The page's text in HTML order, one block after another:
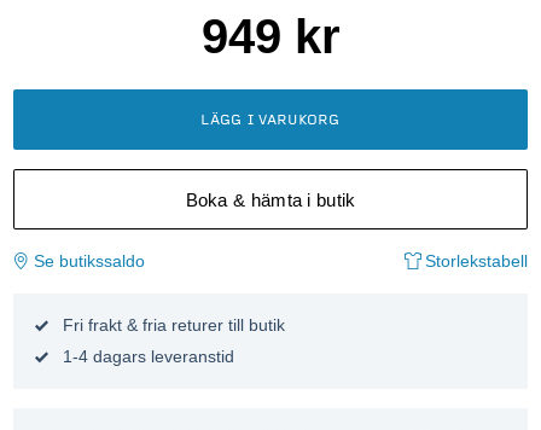
949 kr
LÄGG I VARUKORG
Boka & hämta i butik
Se butikssaldo Storlekstabell
Fri frakt & fria returer till butik
1-4 dagars leveranstid